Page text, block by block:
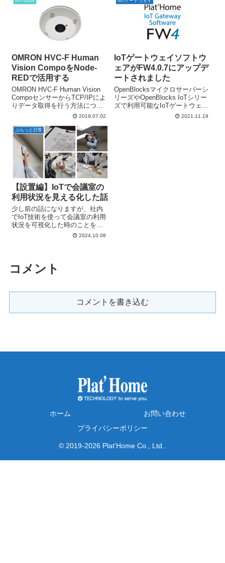
OMRON HVC-F Human
Vision CompoをNode-
REDで活用する
OMRON HVC-F Human Vision
CompoセンサーからTCP/IPによ
りデータ取得を行う方法につい
て、Node-REDによる実装を行っ
2019.07.02
IoTゲートウェイソフトウ
ェアがFW4.0.7にアップデ
ートされました
OpenBlocksマイクロサーバーシ
リーズやOpenBlocks IoTシリー
ズで利用可能なIoTゲートウェイ
ソフトウェア「FW4」が4.0.7に
2021.11.19
ぷらっと日常
【設置編】IoTで会議室の
利用状況を見える化した話
少し前の話になりますが、社内
でIoT技術を使って会議室の利用
状況を可視化した時のことをお
話ししたいと思います。社内で
社はグループウェアで会議室の
予約...
2024.10.08
コメント
コメントを書き込む
ホーム
お問い合わせ
プライバシーポリシー
© 2019-2026 Plat'Home Co., Ltd..